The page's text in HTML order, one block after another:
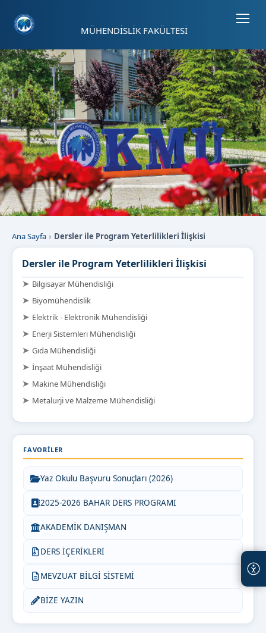
MÜHENDİSLİK FAKÜLTESİ
Ana Sayfa Dersler ile Program Yeterlilikleri İlişkisi
Dersler ile Program Yeterlilikleri İlişkisi
➤ Bilgisayar Mühendisliği
➤ Biyomühendislik
➤ Elektrik - Elektronik Mühendisliği
➤ Enerji Sistemleri Mühendisliği
➤ Gıda Mühendisliği
➤ İnşaat Mühendisliği
➤ Makine Mühendisliği
➤ Metalurji ve Malzeme Mühendisliği
FAVORILER
Yaz Okulu Başvuru Sonuçları (2026)
2025-2026 BAHAR DERS PROGRAMI
AKADEMİK DANIŞMAN
DERS İÇERİKLERİ
MEVZUAT BİLGİ SİSTEMİ
BİZE YAZIN